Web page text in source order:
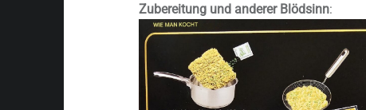
Zubereitung und anderer Blödsinn: